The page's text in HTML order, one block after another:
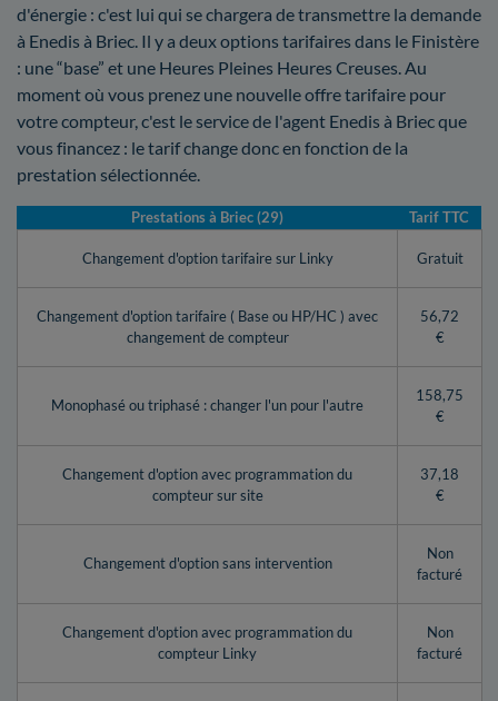
d'énergie : c'est lui qui se chargera de transmettre la demande
à Enedis à Briec. Il y a deux options tarifaires dans le Finistère
: une “base” et une Heures Pleines Heures Creuses. Au
moment où vous prenez une nouvelle offre tarifaire pour
votre compteur, c'est le service de l'agent Enedis à Briec que
vous financez : le tarif change donc en fonction de la
prestation sélectionnée.
Prestations à Briec (29) Tarif TTC
Changement d'option tarifaire sur Linky Gratuit
Changement d'option tarifaire ( Base ou HP/HC ) avec
changement de compteur
56,72
€
Monophasé ou triphasé : changer l'un pour l'autre
158,75
€
Changement d'option avec programmation du
compteur sur site
37,18
€
Changement d'option sans intervention
Non
facturé
Changement d'option avec programmation du
compteur Linky
Non
facturé